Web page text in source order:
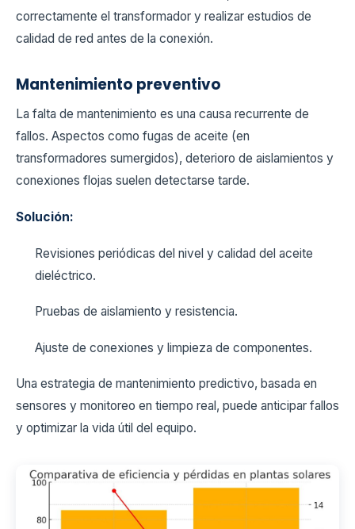
correctamente el transformador y realizar estudios de
calidad de red antes de la conexión.
Mantenimiento preventivo
La falta de mantenimiento es una causa recurrente de
fallos. Aspectos como fugas de aceite (en
transformadores sumergidos), deterioro de aislamientos y
conexiones flojas suelen detectarse tarde.
Solución:
Revisiones periódicas del nivel y calidad del aceite
dieléctrico.
Pruebas de aislamiento y resistencia.
Ajuste de conexiones y limpieza de componentes.
Una estrategia de mantenimiento predictivo, basada en
sensores y monitoreo en tiempo real, puede anticipar fallos
y optimizar la vida útil del equipo.